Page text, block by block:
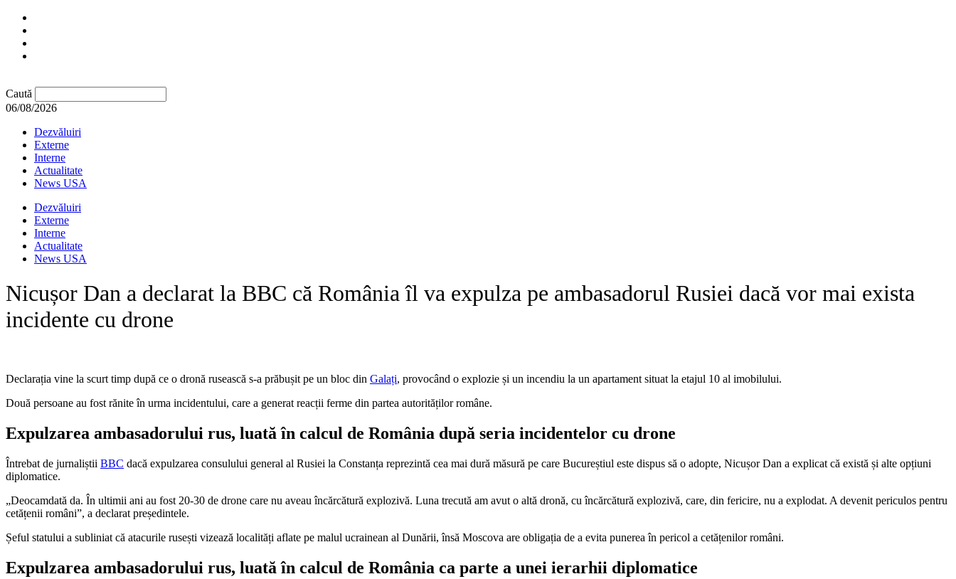
Caută
06/08/2026
Dezvăluiri
Externe
Interne
Actualitate
News USA
Dezvăluiri
Externe
Interne
Actualitate
News USA
Nicușor Dan a declarat la BBC că România îl va expulza pe ambasadorul Rusiei dacă vor mai exista
incidente cu drone
Declarația vine la scurt timp după ce o dronă rusească s-a prăbușit pe un bloc din Galați, provocând o explozie și un incendiu la un apartament situat la etajul 10 al imobilului.
Două persoane au fost rănite în urma incidentului, care a generat reacții ferme din partea autorităților române.
Expulzarea ambasadorului rus, luată în calcul de România după seria incidentelor cu drone
Întrebat de jurnaliștii BBC dacă expulzarea consulului general al Rusiei la Constanța reprezintă cea mai dură măsură pe care Bucureștiul este dispus să o adopte, Nicușor Dan a explicat că există și alte opțiuni
diplomatice.
„Deocamdată da. În ultimii ani au fost 20-30 de drone care nu aveau încărcătură explozivă. Luna trecută am avut o altă dronă, cu încărcătură explozivă, care, din fericire, nu a explodat. A devenit periculos pentru
cetățenii români”, a declarat președintele.
Șeful statului a subliniat că atacurile rusești vizează localități aflate pe malul ucrainean al Dunării, însă Moscova are obligația de a evita punerea în pericol a cetățenilor români.
Expulzarea ambasadorului rus, luată în calcul de România ca parte a unei ierarhii diplomatice